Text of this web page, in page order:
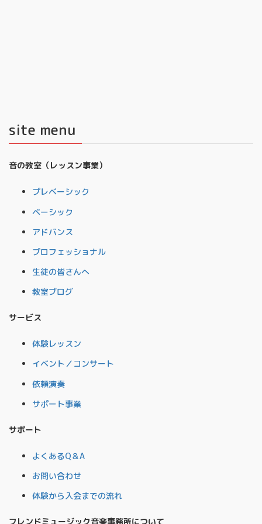
site menu
音の教室（レッスン事業）
プレベーシック
ベーシック
アドバンス
プロフェッショナル
生徒の皆さんへ
教室ブログ
サービス
体験レッスン
イベント／コンサート
依頼演奏
サポート事業
サポート
よくあるQ＆A
お問い合わせ
体験から入会までの流れ
フレンドミュージック音楽事務所について